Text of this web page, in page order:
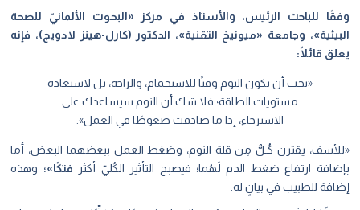
وفقًا للباحث الرئيس، والأستاذ في مركز «البحوث الألمانيّ للصحة
البيئية»، وجامعة «ميونيخ التقنية»، الدكتور (كارل-هينز لادويج)، فإنه
يعلق قائلًا:
«يجب أن يكون النوم وقتًا للاستجمام، والراحة، بل لاستعادة
مستويات الطاقة؛ فلا شك أن النوم سيساعدك على
الاسترخاء، إذا ما صادفت ضغوطًا في العمل».
«للأسف، يقترن كُـلٌّ مِن قلة النوم، وضغط العمل ببعضهما البعض، أما
بإضافة ارتفاع ضغط الدم لَهُما؛ فيصبح التأثير الكُليّ أكثر فتكًا»؛ وهذه
إضافة للطبيب في بيانٍ له.